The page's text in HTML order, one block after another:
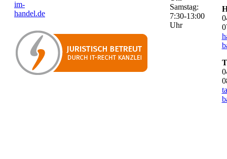
im-
handel.de
Samstag:
7:30-13:00
Uhr